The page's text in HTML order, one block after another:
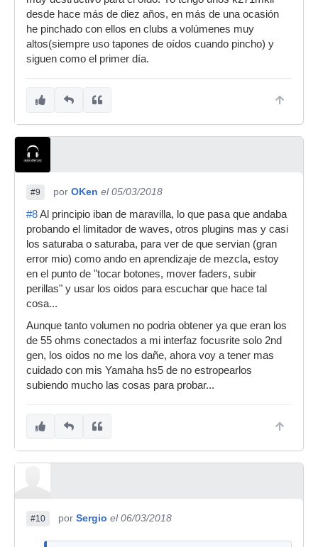
desde hace más de diez años, en más de una ocasión
he pinchado con ellos en clubs a volúmenes muy
altos(siempre uso tapones de oídos cuando pincho) y
siguen como el primer día.
#9 por OKen el 05/03/2018
#8Al principio iban de maravilla, lo que pasa que andaba
probando el limitador de waves, otros plugins mas y casi
los saturaba o saturaba, para ver de que servian (gran
error mio) como ando en aprendizaje de mezcla, estoy
en el punto de "tocar botones, mover faders, subir
perillas" y usar los oidos para escuchar que hace tal
cosa...
Aunque tanto volumen no podria obtener ya que eran los
de 55 ohms conectados a mi interfaz focusrite solo 2nd
gen, los oidos no me los dañe, ahora voy a tener mas
cuidado con mis Yamaha hs5 de no estropearlos
subiendo mucho las cosas para probar...
#10 por Sergio el 06/03/2018